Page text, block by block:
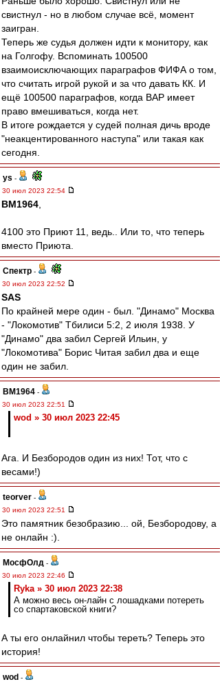
свистнул - но в любом случае всё, момент
заигран.
Теперь же судья должен идти к монитору, как
на Голгофу. Вспоминать 100500
взаимоисключающих параграфов ФИФА о том,
что считать игрой рукой и за что давать КК. И
ещё 100500 параграфов, когда ВАР имеет
право вмешиваться, когда нет.
В итоге рождается у судей полная дичь вроде
"неакцентированного наступа" или такая как
сегодня.
ys -
30 июл 2023 22:54
BM1964
4100 это Приют 11, ведь.. Или то, что теперь
вместо Приюта.
Спектр -
30 июл 2023 22:52
SAS
По крайней мере один - был. "Динамо" Москва
- "Локомотив" Тбилиси 5:2, 2 июля 1938. У
"Динамо" два забил Сергей Ильин, у
"Локомотива" Борис Читая забил два и еще
один не забил.
BM1964 -
30 июл 2023 22:51
wod » 30 июл 2023 22:45
Ага. И Безбородов один из них! Тот, что с
весами!)
teorver -
30 июл 2023 22:51
Это памятник безобразию... ой, Безбородову, а
не онлайн :).
МосфОлд -
30 июл 2023 22:46
Ryka » 30 июл 2023 22:38
А можно весь он-лайн с лошадками потереть
со спартаковской книги?
А ты его онлайнил чтобы тереть? Теперь это
история!
wod -